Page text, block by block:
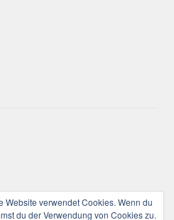
Website verwendet Cookies. Wenn du
du der Verwendung von Cookies zu.